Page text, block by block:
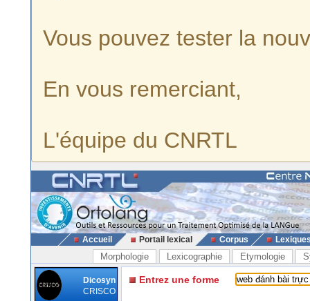
Vous pouvez tester la
En vous remerciant,
L'équipe du CNRTL
Accueil Portail lexical Corpus
Morphologie Lexicographie Etymologie
Dicosyn
CRISCO
Entrez une forme